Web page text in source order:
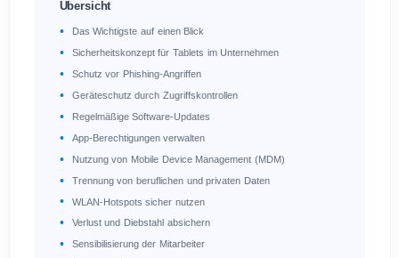
Übersicht
Das Wichtigste auf einen Blick
Sicherheitskonzept für Tablets im Unternehmen
Schutz vor Phishing-Angriffen
Geräteschutz durch Zugriffskontrollen
Regelmäßige Software-Updates
App-Berechtigungen verwalten
Nutzung von Mobile Device Management (MDM)
Trennung von beruflichen und privaten Daten
WLAN-Hotspots sicher nutzen
Verlust und Diebstahl absichern
Sensibilisierung der Mitarbeiter